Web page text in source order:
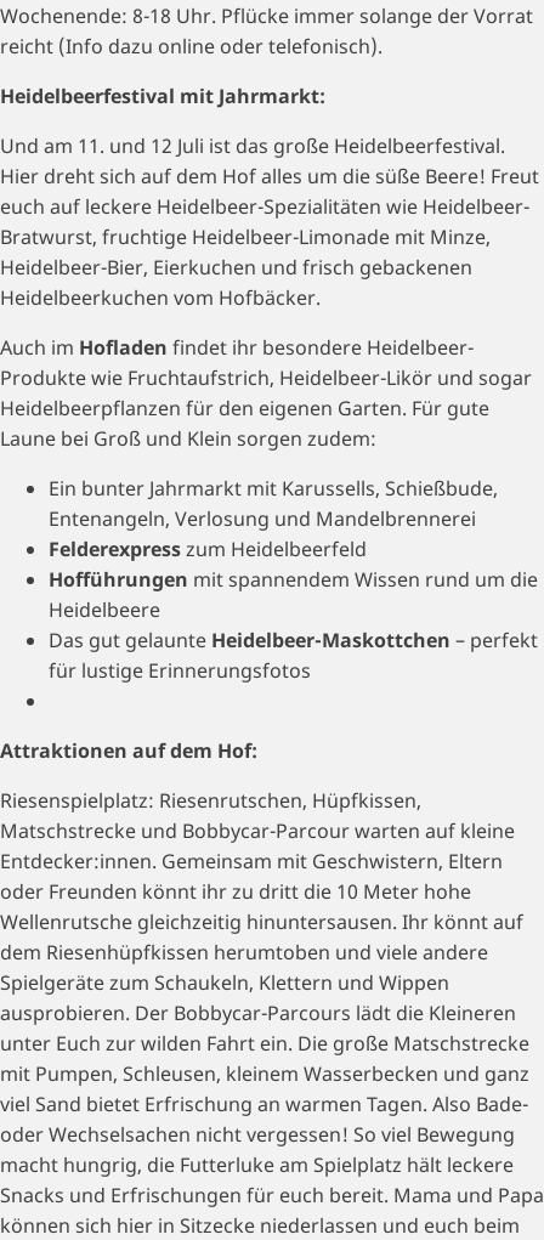
Wochenende: 8-18 Uhr. Pflücke immer solange der Vorrat
reicht (Info dazu online oder telefonisch).
Heidelbeerfestival mit Jahrmarkt:
Und am 11. und 12 Juli ist das große Heidelbeerfestival.
Hier dreht sich auf dem Hof alles um die süße Beere! Freut
euch auf leckere Heidelbeer-Spezialitäten wie Heidelbeer-
Bratwurst, fruchtige Heidelbeer-Limonade mit Minze,
Heidelbeer-Bier, Eierkuchen und frisch gebackenen
Heidelbeerkuchen vom Hofbäcker.
Auch im Hofladen findet ihr besondere Heidelbeer-
Produkte wie Fruchtaufstrich, Heidelbeer-Likör und sogar
Heidelbeerpflanzen für den eigenen Garten. Für gute
Laune bei Groß und Klein sorgen zudem:
Ein bunter Jahrmarkt mit Karussells, Schießbude,
Entenangeln, Verlosung und Mandelbrennerei
Felderexpresszum Heidelbeerfeld
Hofführungen mit spannendem Wissen rund um die
Heidelbeere
Das gut gelaunte Heidelbeer-Maskottchen – perfekt
für lustige Erinnerungsfotos
Attraktionen auf dem Hof:
Riesenspielplatz: Riesenrutschen, Hüpfkissen,
Matschstrecke und Bobbycar-Parcour warten auf kleine
Entdecker:innen. Gemeinsam mit Geschwistern, Eltern
oder Freunden könnt ihr zu dritt die 10 Meter hohe
Wellenrutsche gleichzeitig hinuntersausen. Ihr könnt auf
dem Riesenhüpfkissen herumtoben und viele andere
Spielgeräte zum Schaukeln, Klettern und Wippen
ausprobieren. Der Bobbycar-Parcours lädt die Kleineren
unter Euch zur wilden Fahrt ein. Die große Matschstrecke
mit Pumpen, Schleusen, kleinem Wasserbecken und ganz
viel Sand bietet Erfrischung an warmen Tagen. Also Bade-
oder Wechselsachen nicht vergessen! So viel Bewegung
macht hungrig, die Futterluke am Spielplatz hält leckere
Snacks und Erfrischungen für euch bereit. Mama und Papa
können sich hier in Sitzecke niederlassen und euch beim